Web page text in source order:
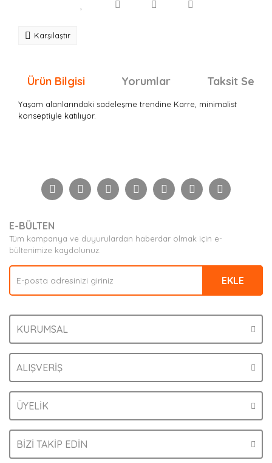
Karşılaştır
Ürün Bilgisi Yorumlar Taksit
Yaşam alanlarındaki sadeleşme trendine Karre, minimalist
konseptiyle katılıyor.
Yorum Yaz
Görüş ve önerileriniz için teşekkür ederiz.
Ürün açıklamasında eksik bilgiler bulunuyor.
Ürün bilgilerinde hatalar bulunuyor.
Ürün fiyatı diğer sitelerden daha pahalı.
Bu ürüne benzer farklı alternatifler olmalı.
E-BÜLTEN
Tüm kampanya ve duyurulardan haberdar olmak için e-
bültenimize kaydolunuz.
EKLE
KURUMSAL
ALIŞVERİŞ
ÜYELİK
BİZİ TAKİP EDİN